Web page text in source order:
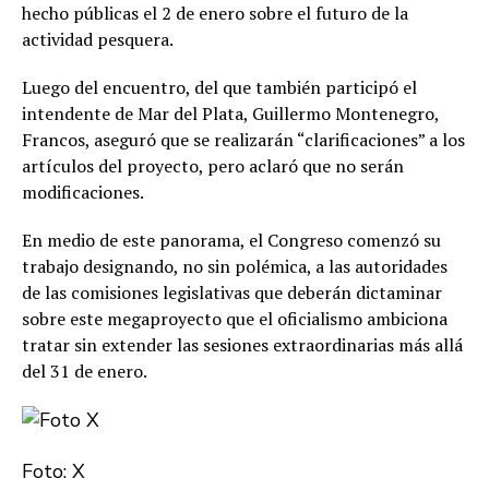
hecho públicas el 2 de enero sobre el futuro de la
actividad pesquera.
Luego del encuentro, del que también participó el
intendente de Mar del Plata, Guillermo Montenegro,
Francos, aseguró que se realizarán “clarificaciones” a los
artículos del proyecto, pero aclaró que no serán
modificaciones.
En medio de este panorama, el Congreso comenzó su
trabajo designando, no sin polémica, a las autoridades
de las comisiones legislativas que deberán dictaminar
sobre este megaproyecto que el oficialismo ambiciona
tratar sin extender las sesiones extraordinarias más allá
del 31 de enero.
Foto: X